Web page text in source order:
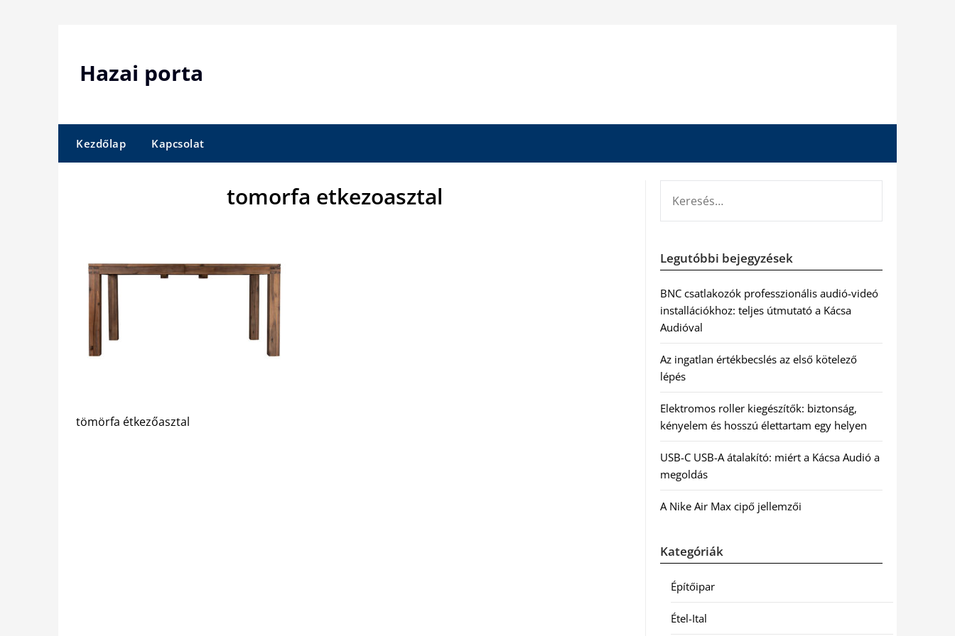
Hazai porta
Kezdőlap Kapcsolat
tomorfa etkezoasztal
tömörfa étkezőasztal
Legutóbbi bejegyzések
BNC csatlakozók professzionális audió-videó
installációkhoz: teljes útmutató a Kácsa
Audióval
Az ingatlan értékbecslés az első kötelező
lépés
Elektromos roller kiegészítők: biztonság,
kényelem és hosszú élettartam egy helyen
USB-C USB-A átalakító: miért a Kácsa Audió a
megoldás
A Nike Air Max cipő jellemzői
Kategóriák
Építőipar
Étel-Ital